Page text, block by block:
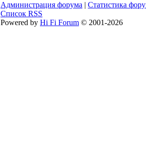
Администрация форума | Статистика
Список RSS
Powered by Hi Fi Forum © 2001-2026